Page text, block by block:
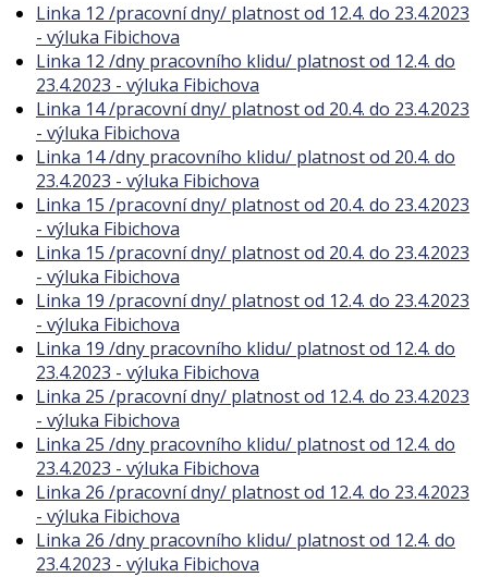
Linka 12 /pracovní dny/ platnost od 12.4. do 23.4.2023
- výluka Fibichova
Linka 12 /dny pracovního klidu/ platnost od 12.4. do
23.4.2023 - výluka Fibichova
Linka 14 /pracovní dny/ platnost od 20.4. do 23.4.2023
- výluka Fibichova
Linka 14 /dny pracovního klidu/ platnost od 20.4. do
23.4.2023 - výluka Fibichova
Linka 15 /pracovní dny/ platnost od 20.4. do 23.4.2023
- výluka Fibichova
Linka 15 /pracovní dny/ platnost od 20.4. do 23.4.2023
- výluka Fibichova
Linka 19 /pracovní dny/ platnost od 12.4. do 23.4.2023
- výluka Fibichova
Linka 19 /dny pracovního klidu/ platnost od 12.4. do
23.4.2023 - výluka Fibichova
Linka 25 /pracovní dny/ platnost od 12.4. do 23.4.2023
- výluka Fibichova
Linka 25 /dny pracovního klidu/ platnost od 12.4. do
23.4.2023 - výluka Fibichova
Linka 26 /pracovní dny/ platnost od 12.4. do 23.4.2023
- výluka Fibichova
Linka 26 /dny pracovního klidu/ platnost od 12.4. do
23.4.2023 - výluka Fibichova